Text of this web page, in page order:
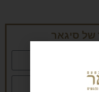
של סיגאר